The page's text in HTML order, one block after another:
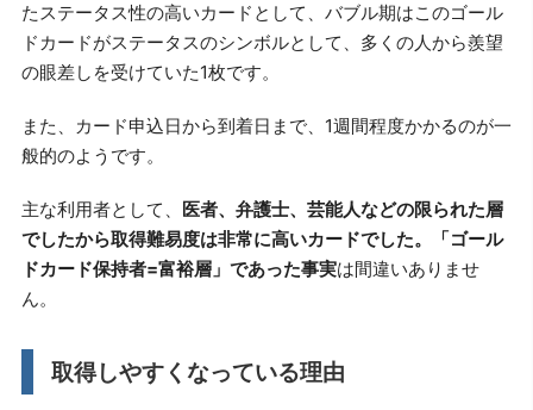
たステータス性の高いカードとして、バブル期はこのゴール
ドカードがステータスのシンボルとして、多くの人から羨望
の眼差しを受けていた1枚です。
また、カード申込日から到着日まで、1週間程度かかるのが一
般的のようです。
主な利用者として、 医者、弁護士、芸能人などの限られた層
でしたから取得難易度は非常に高いカードでした。「ゴール
ドカード保持者=富裕層」であった事実は間違いありませ
ん。
取得しやすくなっている理由